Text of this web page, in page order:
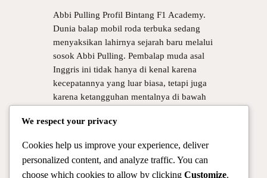
Abbi Pulling Profil Bintang F1 Academy.
Dunia balap mobil roda terbuka sedang
menyaksikan lahirnya sejarah baru melalui
sosok Abbi Pulling. Pembalap muda asal
Inggris ini tidak hanya di kenal karena
kecepatannya yang luar biasa, tetapi juga
karena ketangguhan mentalnya di bawah
program pengembangan pembalap muda
We respect your privacy
Cookies help us improve your experience, deliver
personalized content, and analyze traffic. You can
choose which cookies to allow by clicking Customize.